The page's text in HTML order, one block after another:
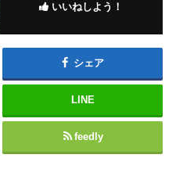
いいねしよう！
シェア
LINE
feedly